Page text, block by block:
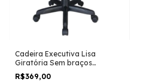
Cadeira Executiva Lisa
Giratória Sem braços
Martiflex
R$369,00